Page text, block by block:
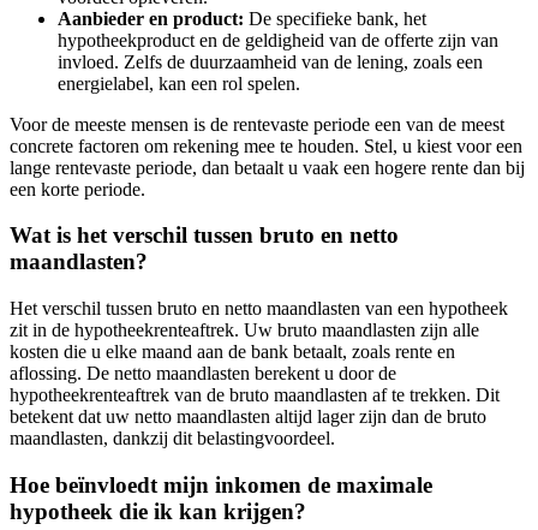
Aanbieder en product: De specifieke bank, het
hypotheekproduct en de geldigheid van de offerte zijn van
invloed. Zelfs de duurzaamheid van de lening, zoals een
energielabel, kan een rol spelen.
Voor de meeste mensen is de rentevaste periode een van de meest
concrete factoren om rekening mee te houden. Stel, u kiest voor een
lange rentevaste periode, dan betaalt u vaak een hogere rente dan bij
een korte periode.
Wat is het verschil tussen bruto en netto
maandlasten?
Het verschil tussen bruto en netto maandlasten van een hypotheek
zit in de hypotheekrenteaftrek. Uw bruto maandlasten zijn alle
kosten die u elke maand aan de bank betaalt, zoals rente en
aflossing. De netto maandlasten berekent u door de
hypotheekrenteaftrek van de bruto maandlasten af te trekken. Dit
betekent dat uw netto maandlasten altijd lager zijn dan de bruto
maandlasten, dankzij dit belastingvoordeel.
Hoe beïnvloedt mijn inkomen de maximale
hypotheek die ik kan krijgen?